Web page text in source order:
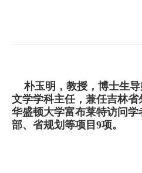
朴玉明，教授，博士生
文学学科主任，兼任吉林
华盛顿大学富布莱特访问
部、省规划等项目 9项。